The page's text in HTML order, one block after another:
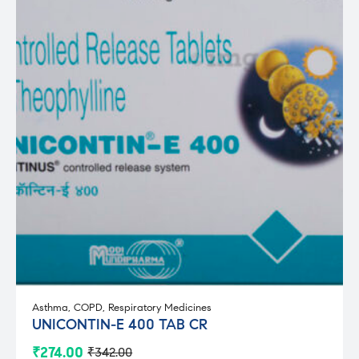
Asthma, COPD, Respiratory Medicines
UNICONTIN-E 400 TAB CR
₹342.00
₹274.00